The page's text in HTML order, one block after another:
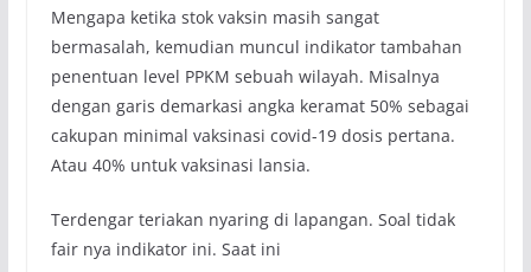
Mengapa ketika stok vaksin masih sangat
bermasalah, kemudian muncul indikator tambahan
penentuan level PPKM sebuah wilayah. Misalnya
dengan garis demarkasi angka keramat 50% sebagai
cakupan minimal vaksinasi covid-19 dosis pertana.
Atau 40% untuk vaksinasi lansia.
Terdengar teriakan nyaring di lapangan. Soal tidak
fair nya indikator ini. Saat ini